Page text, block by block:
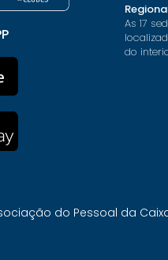
As 17
do
do Pessoal da